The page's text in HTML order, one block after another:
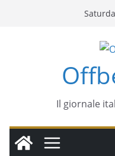
Il giornale